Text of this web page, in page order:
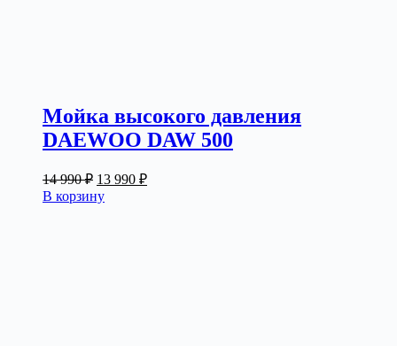
Мойка высокого давления
DAEWOO DAW 500
14 990₽ Первоначальная
цена
составляла
13 990 ₽Текущая
В корзину